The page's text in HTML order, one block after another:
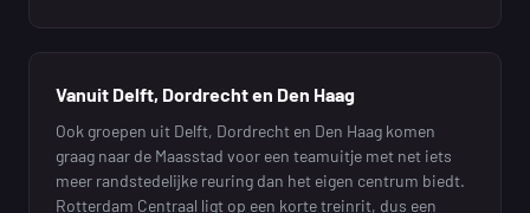
Vanuit Delft, Dordrecht en Den Haag
Ook groepen uit Delft, Dordrecht en Den Haag komen
graag naar de Maasstad voor een teamuitje met net iets
meer randstedelijke reuring dan het eigen centrum biedt.
Rotterdam Centraal ligt op een korte treinrit, dus een